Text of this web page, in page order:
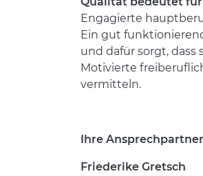
Engagierte
Ein gut
und dafür sorgt,
Motivierte
vermitteln.
Ihre
Friederike Gretsch